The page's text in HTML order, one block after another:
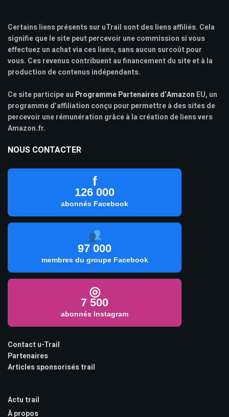
Certains liens présents sur uTrail sont des liens affiliés. Cela
signifie que le site peut percevoir une commission si vous
effectuez un achat via ces liens, sans aucun surcoût pour
vous. Ces revenus contribuent au financement du site et à la
production de contenus indépendants.
Ce site participe au Programme Partenaires d’Amazon EU, un
programme d’affiliation conçu pour permettre à des sites de
percevoir une rémunération grâce à la création de liens vers
Amazon.fr.
NOUS CONTACTER
f
126 000
abonnés Facebook
97 000
membres du groupe Facebook
◎
7 500
abonnés Instagram
Contact u-Trail
Partenaires
Articles sponsorisés trail
Actu trail
À propos